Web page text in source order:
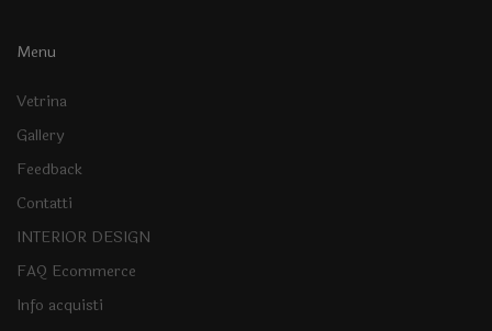
Menu
Vetrina
Gallery
Feedback
Contatti
INTERIOR DESIGN
FAQ Ecommerce
Info acquisti